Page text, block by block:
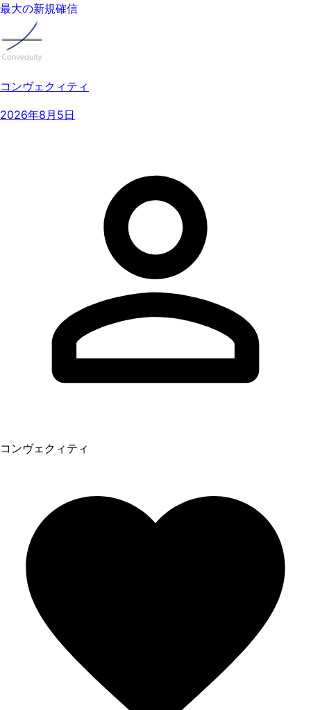
最大の新規確信
コンヴェクィティ
2026年8月5日
コンヴェクィティ